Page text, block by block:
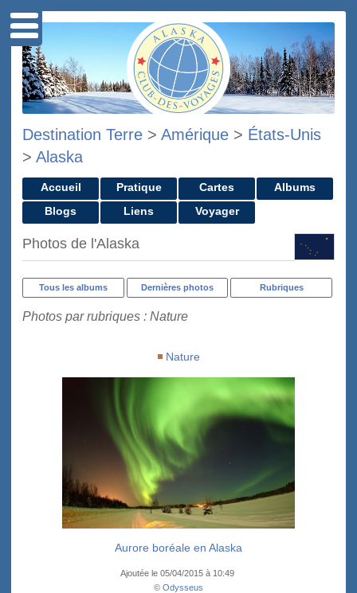
Destination Terre > Amérique > États-Unis
> Alaska
Accueil Pratique Cartes
Albums
Blogs
Liens Voyager
Photos de l'Alaska
Tous les albums Dernières photos Rubriques
Photos par rubriques : Nature
Nature
Aurore boréale en Alaska
Ajoutée le 05/04/2015 à 10:49
© Odysseus